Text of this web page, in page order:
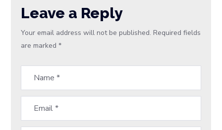
Leave a Reply
Your email address will not be published. Required fields
are marked*